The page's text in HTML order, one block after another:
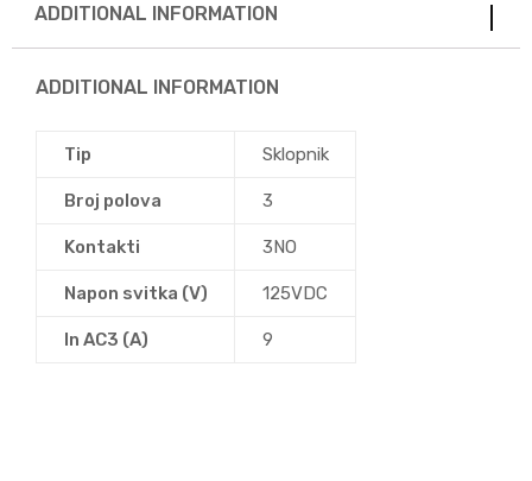
ADDITIONAL INFORMATION
ADDITIONAL INFORMATION
Tip Sklopnik
Broj polova 3
Kontakti 3NO
Napon svitka (V) 125VDC
In AC3 (A) 9